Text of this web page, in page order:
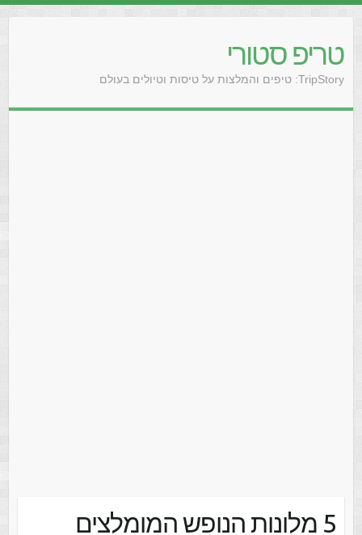
טריפ סטורי
TripStory: טיפים והמלצות על טיסות וטיולים בעולם
5 מלונות הנופש המומלצים